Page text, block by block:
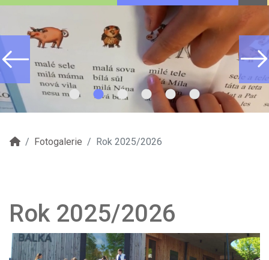
Fotogalerie Rok 2025/2026
Rok 2025/2026